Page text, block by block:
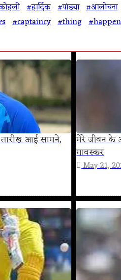
#हार्दिक #पांड्या #आलोचना
#captaincy #thing #happen
आई सामने,
मेरे जीवन के
गावस्कर
May 21,